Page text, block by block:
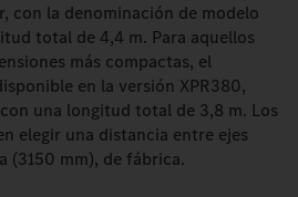
con la denominación de modelo
total de 4,4 m. Para aquellos
más compactas, el
en la versión XPR380,
una longitud total de 3,8 m. Los
elegir una distancia entre ejes
(3150 mm), de fábrica.